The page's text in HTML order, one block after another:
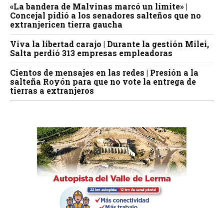
«La bandera de Malvinas marcó un límite» |
Concejal pidió a los senadores salteños que no
extranjericen tierra gaucha
Viva la libertad carajo | Durante la gestión Milei,
Salta perdió 313 empresas empleadoras
Cientos de mensajes en las redes | Presión a la
salteña Royón para que no vote la entrega de
tierras a extranjeros